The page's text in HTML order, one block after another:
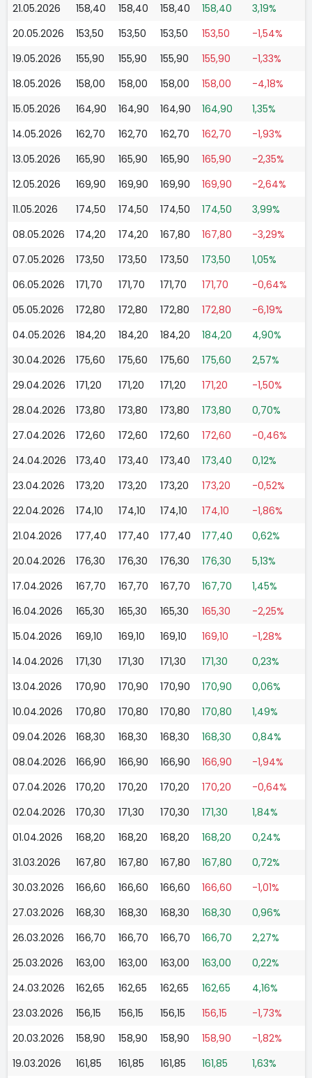
21.05.2026 158,40 158,40 158,40 158,40
3,19%
20.05.2026
153,50 153,50 153,50 153,50
-1,54%
19.05.2026
155,90 155,90 155,90 155,90
-1,33%
18.05.2026
158,00 158,00 158,00 158,00
-4,18%
15.05.2026
164,90 164,90 164,90 164,90
1,35%
14.05.2026
162,70 162,70 162,70 162,70
-1,93%
13.05.2026
165,90 165,90 165,90 165,90
-2,35%
12.05.2026
169,90 169,90 169,90 169,90
-2,64%
11.05.2026
174,50 174,50 174,50 174,50
3,99%
08.05.2026
174,20 174,20 167,80 167,80
-3,29%
07.05.2026
173,50 173,50 173,50 173,50
1,05%
06.05.2026
171,70 171,70 171,70 171,70
-0,64%
05.05.2026
172,80 172,80 172,80 172,80
-6,19%
04.05.2026
184,20 184,20 184,20 184,20
4,90%
30.04.2026
175,60 175,60 175,60 175,60
2,57%
29.04.2026
171,20 171,20 171,20 171,20
-1,50%
28.04.2026
173,80 173,80 173,80 173,80
0,70%
27.04.2026
172,60 172,60 172,60 172,60
-0,46%
24.04.2026
173,40 173,40 173,40 173,40
0,12%
23.04.2026
173,20 173,20 173,20 173,20
-0,52%
22.04.2026
174,10 174,10 174,10 174,10
-1,86%
21.04.2026
177,40 177,40 177,40 177,40
0,62%
20.04.2026
176,30 176,30 176,30 176,30
5,13%
17.04.2026
167,70 167,70 167,70 167,70
1,45%
16.04.2026
165,30 165,30 165,30 165,30
-2,25%
15.04.2026
169,10 169,10 169,10 169,10
-1,28%
14.04.2026
171,30 171,30 171,30 171,30
0,23%
13.04.2026
170,90 170,90 170,90 170,90
0,06%
10.04.2026
170,80 170,80 170,80 170,80
1,49%
09.04.2026
168,30 168,30 168,30 168,30
0,84%
08.04.2026
166,90 166,90 166,90 166,90
-1,94%
07.04.2026
170,20 170,20 170,20 170,20
-0,64%
02.04.2026
170,30 171,30 170,30 171,30
1,84%
01.04.2026
168,20 168,20 168,20 168,20
0,24%
31.03.2026
167,80 167,80 167,80 167,80
0,72%
30.03.2026
166,60 166,60 166,60 166,60
-1,01%
27.03.2026
168,30 168,30 168,30 168,30
0,96%
26.03.2026
166,70 166,70 166,70 166,70
2,27%
25.03.2026
163,00 163,00 163,00 163,00
0,22%
24.03.2026
162,65 162,65 162,65 162,65
4,16%
23.03.2026
156,15 156,15 156,15 156,15
-1,73%
20.03.2026
158,90 158,90 158,90 158,90
-1,82%
19.03.2026
161,85 161,85 161,85 161,85
1,63%